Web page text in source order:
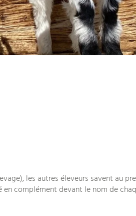
les autres éleveurs savent au
complément devant le nom de